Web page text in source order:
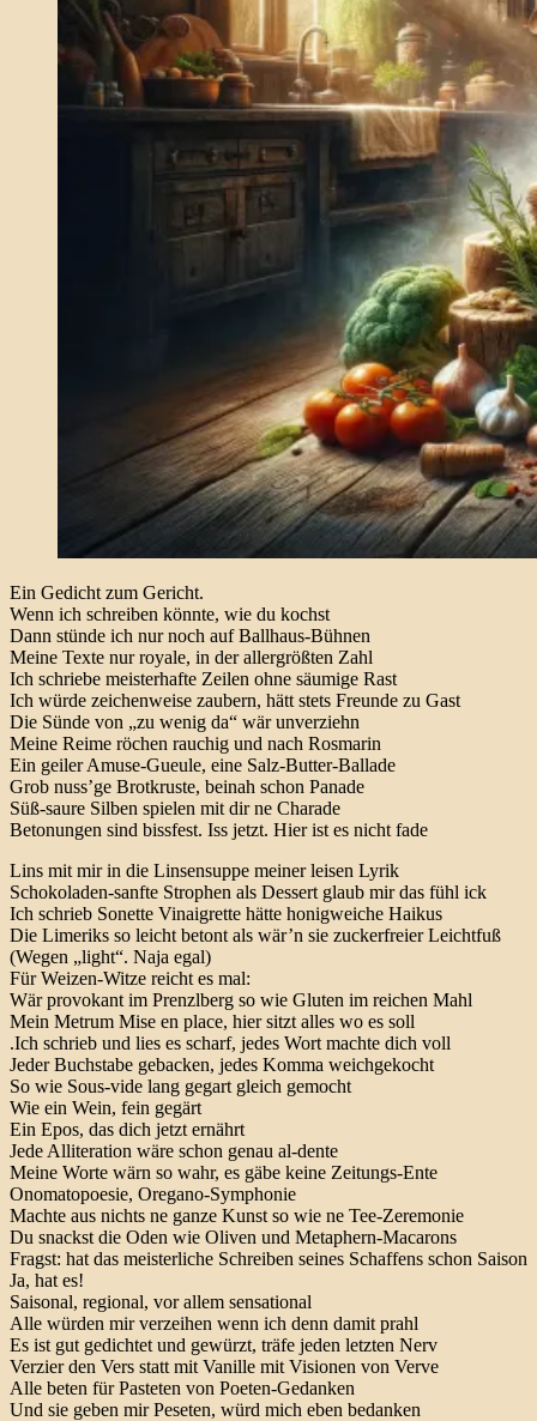
Ein Gedicht zum Gericht.
Wenn ich schreiben könnte, wie du kochst
Dann stünde ich nur noch auf Ballhaus-Bühnen
Meine Texte nur royale, in der allergrößten Zahl
Ich schriebe meisterhafte Zeilen ohne säumige Rast
Ich würde zeichenweise zaubern, hätt stets Freunde zu Gast
Die Sünde von „zu wenig da“ wär unverziehn
Meine Reime röchen rauchig und nach Rosmarin
Ein geiler Amuse-Gueule, eine Salz-Butter-Ballade
Grob nuss’ge Brotkruste, beinah schon Panade
Süß-saure Silben spielen mit dir ne Charade
Betonungen sind bissfest. Iss jetzt. Hier ist es nicht fade
Lins mit mir in die Linsensuppe meiner leisen Lyrik
Schokoladen-sanfte Strophen als Dessert glaub mir das fühl ick
Ich schrieb Sonette Vinaigrette hätte honigweiche Haikus
Die Limeriks so leicht betont als wär’n sie zuckerfreier Leichtfuß
(Wegen „light“. Naja egal)
Für Weizen-Witze reicht es mal:
Wär provokant im Prenzlberg so wie Gluten im reichen Mahl
Mein Metrum Mise en place, hier sitzt alles wo es soll
.Ich schrieb und lies es scharf, jedes Wort machte dich voll
Jeder Buchstabe gebacken, jedes Komma weichgekocht
So wie Sous-vide lang gegart gleich gemocht
Wie ein Wein, fein gegärt
Ein Epos, das dich jetzt ernährt
Jede Alliteration wäre schon genau al-dente
Meine Worte wärn so wahr, es gäbe keine Zeitungs-Ente
Onomatopoesie, Oregano-Symphonie
Machte aus nichts ne ganze Kunst so wie ne Tee-Zeremonie
Du snackst die Oden wie Oliven und Metaphern-Macarons
Fragst: hat das meisterliche Schreiben seines Schaffens schon Saison
Ja, hat es!
Saisonal, regional, vor allem sensational
Alle würden mir verzeihen wenn ich denn damit prahl
Es ist gut gedichtet und gewürzt, träfe jeden letzten Nerv
Verzier den Vers statt mit Vanille mit Visionen von Verve
Alle beten für Pasteten von Poeten-Gedanken
Und sie geben mir Peseten, würd mich eben bedanken